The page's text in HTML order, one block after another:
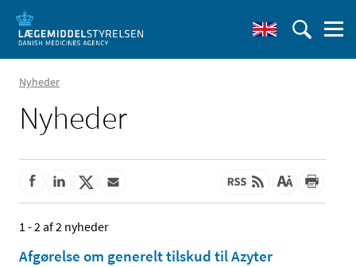
Nyheder
Nyheder
1 - 2 af 2 nyheder
Afgørelse om generelt tilskud til Azyter